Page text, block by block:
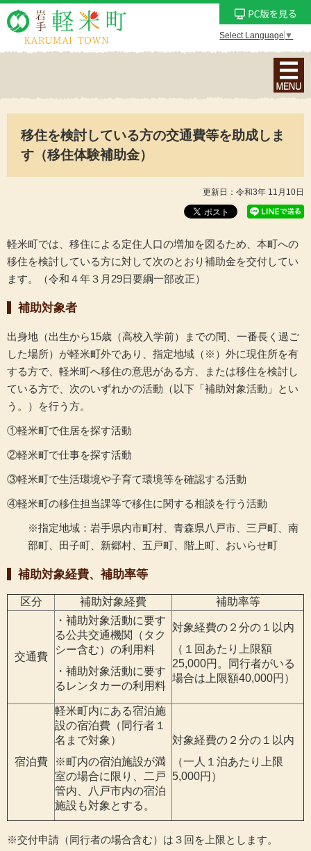
Select Language ▼
ナ
ビ
シ
メ
ニ
ュ
ー
を
移住を検討している方の交通費等を助成しま
す（移住体験補助金）
更新日：令和3年 11月10日
軽米町では、移住による定住人口の増加を図るため、本町への
移住を検討している方に対して次のとおり補助金を交付してい
ます。（令和４年３月29日要綱一部改正）
補助対象者
出身地（出生から15歳（高校入学前）までの間、一番長く過ご
した場所）が軽米町外であり、指定地域（※）外に現住所を有
する方で、軽米町へ移住の意思がある方、または移住を検討し
ている方で、次のいずれかの活動（以下「補助対象活動」とい
う。）を行う方。
①軽米町で住居を探す活動
②軽米町で仕事を探す活動
③軽米町で生活環境や子育て環境等を確認する活動
④軽米町の移住担当課等で移住に関する相談を行う活動
※指定地域：岩手県内市町村、青森県八戸市、三戸町、南
部町、田子町、新郷村、五戸町、階上町、おいらせ町
補助対象経費、補助率等
区分 補助対象経費 補助率等
交通費
・補助対象活動に要す
る公共交通機関（タク
シー含む）の利用料
・補助対象活動に要す
るレンタカーの利用料
対象経費の２分の１以内
（１回あたり上限額
25,000円。同行者がいる
場合は上限額40,000円）
宿泊費
軽米町内にある宿泊施
設の宿泊費（同行者１
名まで対象）
※町内の宿泊施設が満
室の場合に限り、二戸
管内、八戸市内の宿泊
施設も対象とする。
対象経費の２分の１以内
（一人１泊あたり上限
5,000円）
※交付申請（同行者の場合含む）は３回を上限とします。